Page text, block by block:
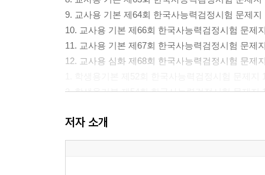
9. 교사용 기본 제64회 한국사능력검정시험 문제지
10. 교사용 기본 제66회 한국사능력검정시험 문제
11. 교사용 기본 제67회 한국사능력검정시험 문제
12. 교사용 심화 제68회 한국사능력검정시험 문제
2. 학생용기본 제54회 한국사능력검정시험 문제지
4. 학생용기본 제57회 한국사능력검정시험 문제지
5. 학생용기본 제58회 한국사능력검정시험 문제지
저자 소개